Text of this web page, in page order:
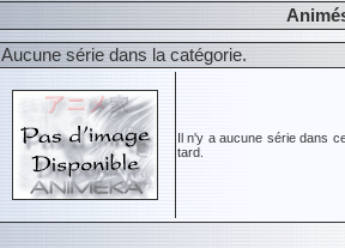
Aucune série dans la catégorie.
Il n'y a aucune série dans
tard.